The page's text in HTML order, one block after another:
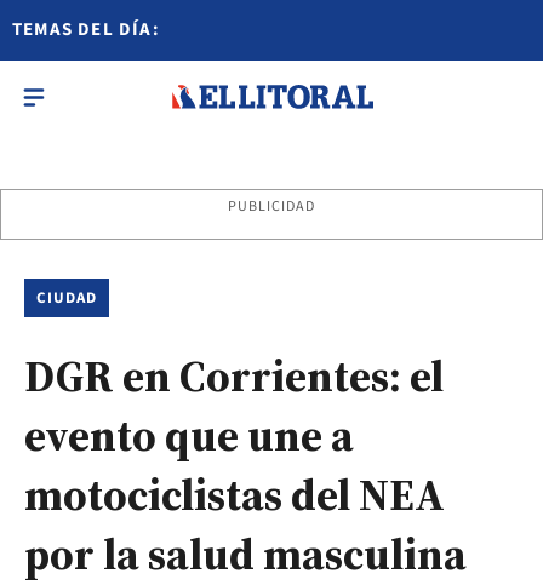
TEMAS DEL DÍA:
PUBLICIDAD
CIUDAD
DGR en Corrientes: el
evento que une a
motociclistas del NEA
por la salud masculina